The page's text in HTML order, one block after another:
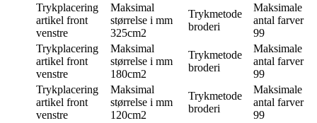
Trykplacering
artikel front
venstre
Maksimal
størrelse i mm
325cm2
Trykmetode
broderi
Maksimale
antal farver
99
Trykplacering
artikel front
venstre
Maksimal
størrelse i mm
180cm2
Trykmetode
broderi
Maksimale
antal farver
99
Trykplacering
artikel front
venstre
Maksimal
størrelse i mm
120cm2
Trykmetode
broderi
Maksimale
antal farver
99